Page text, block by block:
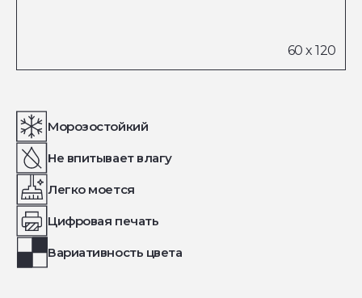
Морозостойкий
Не впитывает влагу
Легко моется
Цифровая печать
Вариативность цвета